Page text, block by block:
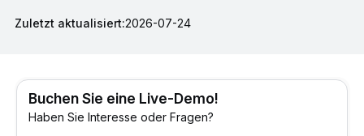
Zuletzt aktualisiert:2026-07-24
Buchen Sie eine Live-Demo!
Haben Sie Interesse oder Fragen?